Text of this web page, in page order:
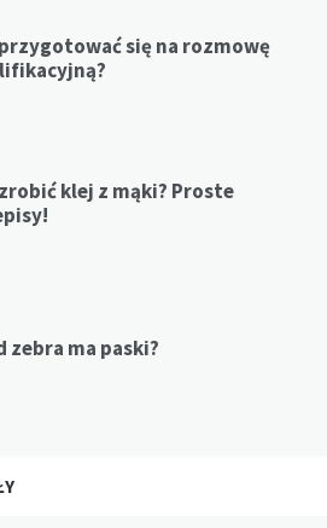
się na rozmowę
klej z mąki? Proste
zebra ma paski?